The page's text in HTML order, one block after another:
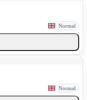
Normal
Normal